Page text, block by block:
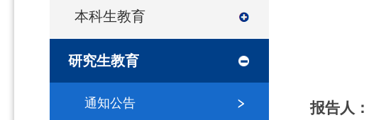
本科生教育
研究生教育
通知公告 报告人：